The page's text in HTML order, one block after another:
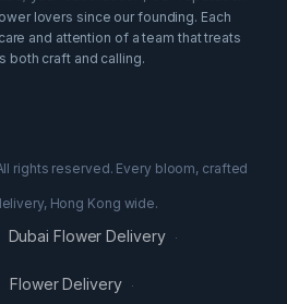
lovers since our founding. Each
and attention of a team that treats
both craft and calling.
rights reserved. Every bloom, crafted
Hong Kong wide.
Dubai Flower Delivery ·
Flower Delivery ·